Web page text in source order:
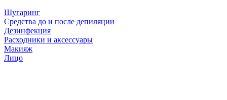
Шугаринг
Средства до и после депиляции
Дезинфекция
Расходники и аксессуары
Макияж
Лицо